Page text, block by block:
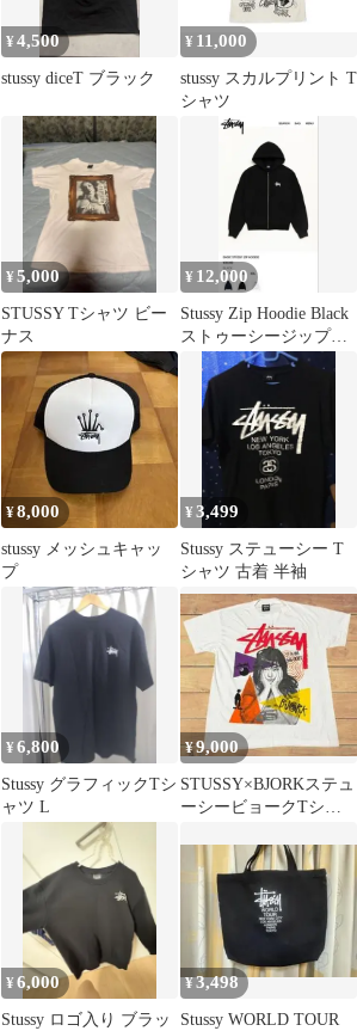
¥4,500
stussy diceT ブラック
¥ 11,000
stussy スカルプリント T
シャツ
¥5,000
STUSSY Tシャツ ビー
ナス
¥ 12,000
Stussy Zip Hoodie Black
ストゥーシージップパ
ーカー 黒
¥8,000
stussy メッシュキャッ
プ
¥3,499
Stussy ステューシー T
シャツ 古着 半袖
¥6,800
Stussy グラフィックTシ
ャツ L
¥9,000
STUSSY×BJORKステュ
ーシービョークTシャ
80s90sOLD
¥6,000
Stussy ロゴ入り ブラッ
¥3,498
Stussy WORLD TOUR